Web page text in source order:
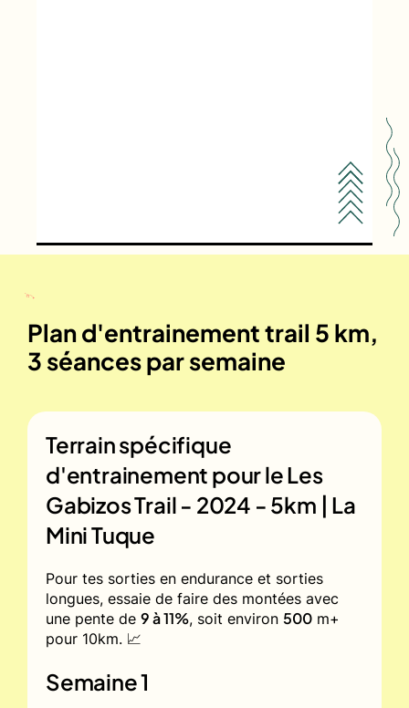
Plan d'entrainement trail 5 km,
3 séances par semaine
Terrain spécifique
d'entrainement pour leLes
Gabizos Trail - 2024 - 5km | La
Mini Tuque
Pour tes sorties en endurance et sorties
longues, essaie de faire des montées avec
une pente de 9 à 11%, soit environ 500 m+
pour 10km. 📈
Semaine 1